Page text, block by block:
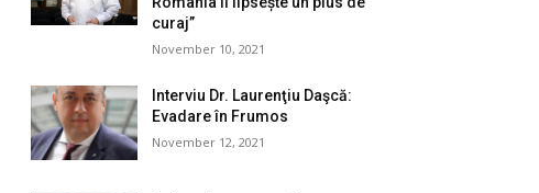
curaj”
November 10, 2021
Interviu Dr. Laurenţiu Daşcă:
Evadare în Frumos
November 12, 2021